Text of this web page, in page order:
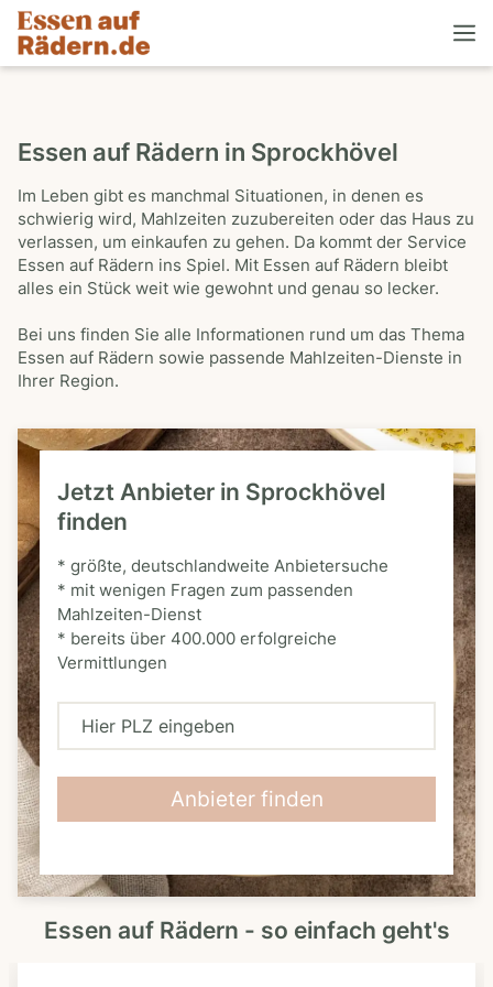
Essen auf Rädern in Sprockhövel
Im Leben gibt es manchmal Situationen, in denen es
schwierig wird, Mahlzeiten zuzubereiten oder das Haus zu
verlassen, um einkaufen zu gehen. Da kommt der Service
Essen auf Rädern ins Spiel. Mit Essen auf Rädern bleibt
alles ein Stück weit wie gewohnt und genau so lecker.
Bei uns finden Sie alle Informationen rund um das Thema
Essen auf Rädern sowie passende Mahlzeiten-Dienste in
Ihrer Region.
Jetzt Anbieter in Sprockhövel
finden
* größte, deutschlandweite Anbietersuche
* mit wenigen Fragen zum passenden
Mahlzeiten-Dienst
* bereits über 400.000 erfolgreiche
Vermittlungen
H
L
Z
Anbieter finden
Essen auf Rädern - so einfach geht's